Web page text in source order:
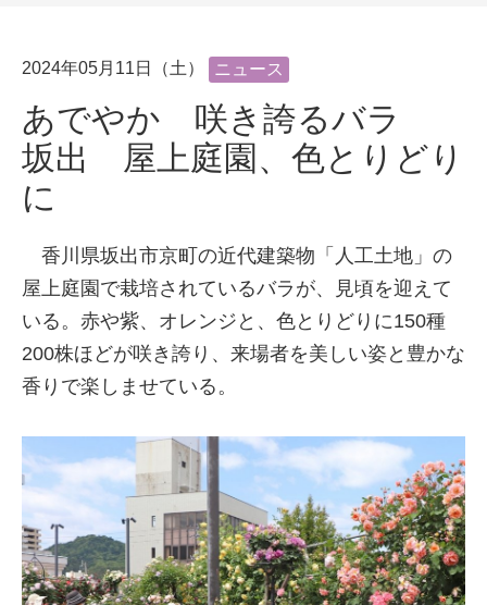
2024年05月11日（土） ニュース
あでやか 咲き誇るバラ
坂出 屋上庭園、色とりどり
に
香川県坂出市京町の近代建築物「人工土地」の
屋上庭園で栽培されているバラが、見頃を迎えて
いる。赤や紫、オレンジと、色とりどりに150種
200株ほどが咲き誇り、来場者を美しい姿と豊かな
香りで楽しませている。